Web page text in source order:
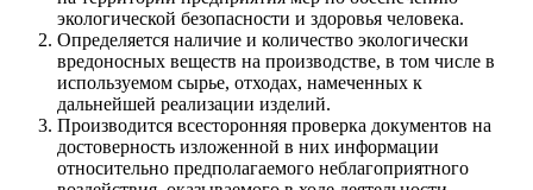
экологической безопасности и здоровья человека.
Определяется наличие и количество экологически
вредоносных веществ на производстве, в том числе в
используемом сырье, отходах, намеченных к
дальнейшей реализации изделий.
Производится всесторонняя проверка документов на
достоверность изложенной в них информации
относительно предполагаемого неблагоприятного